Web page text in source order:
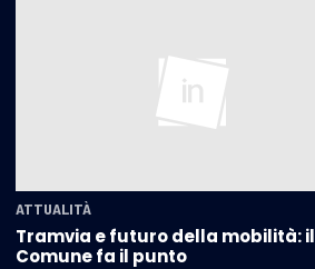
ATTUALITÀ
Tramvia e futuro della mobilità: il
Comune fa il punto